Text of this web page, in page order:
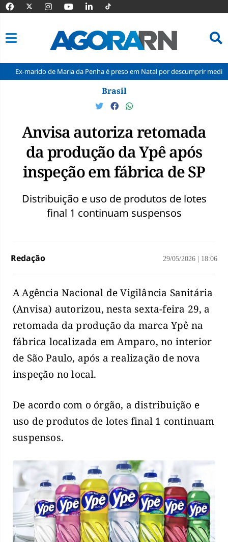
de Maria da Penha é preso em Natal por descumprir medida protetiva
Brasil
Anvisa autoriza retomada
da produção da Ypê após
inspeção em fábrica de SP
Distribuição e uso de produtos de lotes
final 1 continuam suspensos
Redação 29/05/2026 18:06
A Agência Nacional de Vigilância Sanitária
(Anvisa) autorizou, nesta sexta-feira 29, a
retomada da produção da marca Ypê na
fábrica localizada em Amparo, no interior
de São Paulo, após a realização de nova
inspeção no local.
De acordo com o órgão, a distribuição e
uso de produtos de lotes final 1 continuam
suspensos.